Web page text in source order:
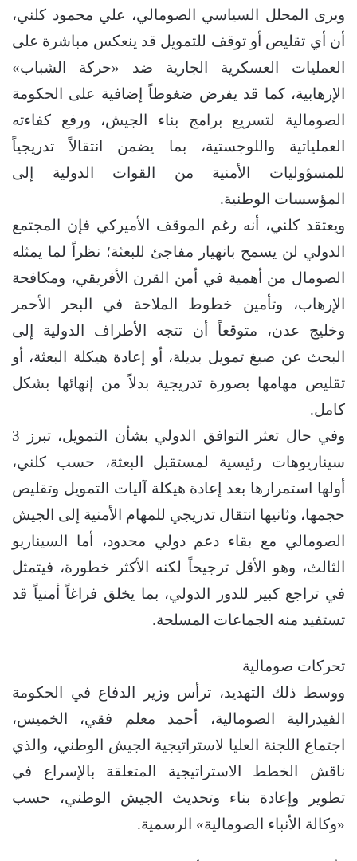
ويرى المحلل السياسي الصومالي، علي محمود كلني،
أن أي تقليص أو توقف للتمويل قد ينعكس مباشرة على
العمليات العسكرية الجارية ضد «حركة الشباب»
الإرهابية، كما قد يفرض ضغوطاً إضافية على الحكومة
الصومالية لتسريع برامج بناء الجيش، ورفع كفاءته
العملياتية واللوجستية، بما يضمن انتقالاً تدريجياً
للمسؤوليات الأمنية من القوات الدولية إلى
المؤسسات الوطنية.
ويعتقد كلني، أنه رغم الموقف الأميركي فإن المجتمع
الدولي لن يسمح بانهيار مفاجئ للبعثة؛ نظراً لما يمثله
الصومال من أهمية في أمن القرن الأفريقي، ومكافحة
الإرهاب، وتأمين خطوط الملاحة في البحر الأحمر
وخليج عدن، متوقعاً أن تتجه الأطراف الدولية إلى
البحث عن صيغ تمويل بديلة، أو إعادة هيكلة البعثة، أو
تقليص مهامها بصورة تدريجية بدلاً من إنهائها بشكل
كامل.
وفي حال تعثر التوافق الدولي بشأن التمويل، تبرز 3
سيناريوهات رئيسية لمستقبل البعثة، حسب كلني،
أولها استمرارها بعد إعادة هيكلة آليات التمويل وتقليص
حجمها، وثانيها انتقال تدريجي للمهام الأمنية إلى الجيش
الصومالي مع بقاء دعم دولي محدود، أما السيناريو
الثالث، وهو الأقل ترجيحاً لكنه الأكثر خطورة، فيتمثل
في تراجع كبير للدور الدولي، بما يخلق فراغاً أمنياً قد
تستفيد منه الجماعات المسلحة.
تحركات صومالية
ووسط ذلك التهديد، ترأس وزير الدفاع في الحكومة
الفيدرالية الصومالية، أحمد معلم فقي، الخميس،
اجتماع اللجنة العليا لاستراتيجية الجيش الوطني، والذي
ناقش الخطط الاستراتيجية المتعلقة بالإسراع في
تطوير وإعادة بناء وتحديث الجيش الوطني، حسب
«وكالة الأنباء الصومالية» الرسمية.